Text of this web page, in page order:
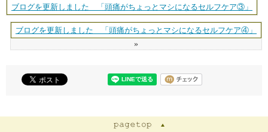
ブログを更新しました 「頭痛がちょっとマシになるセルフケア③」
ブログを更新しました 「頭痛がちょっとマシになるセルフケア④」
»